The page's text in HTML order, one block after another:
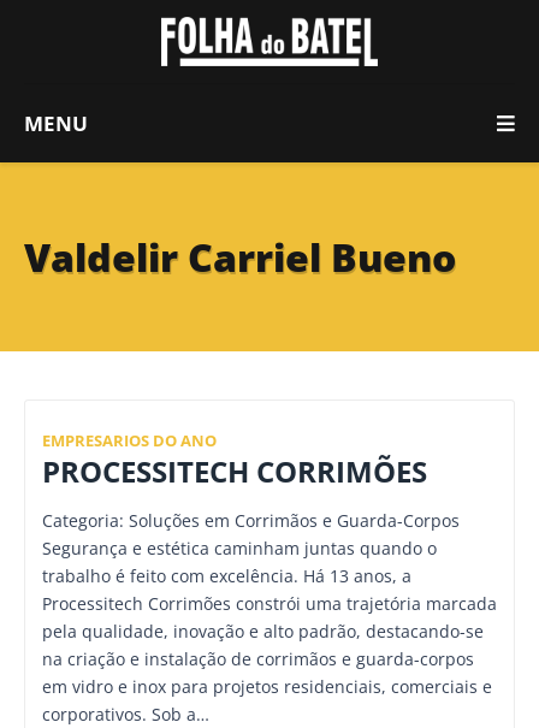
MENU
Valdelir Carriel Bueno
EMPRESARIOS DO ANO
PROCESSITECH CORRIMÕES
Categoria: Soluções em Corrimãos e Guarda-Corpos
Segurança e estética caminham juntas quando o
trabalho é feito com excelência. Há 13 anos, a
Processitech Corrimões constrói uma trajetória marcada
pela qualidade, inovação e alto padrão, destacando-se
na criação e instalação de corrimãos e guarda-corpos
em vidro e inox para projetos residenciais, comerciais e
corporativos. Sob a…